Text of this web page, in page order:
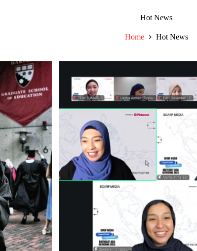
Hot News
Home Hot News